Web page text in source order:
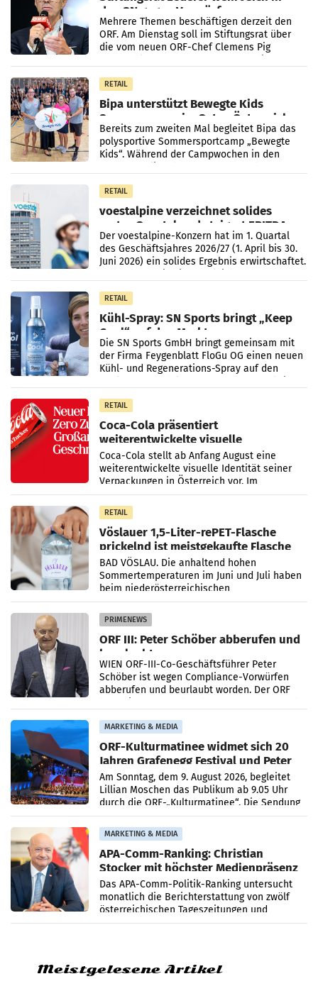
den SN gegen Vorwürfe
Mehrere Themen beschäftigen derzeit den
ORF. Am Dienstag soll im Stiftungsrat über
die vom neuen ORF-Chef Clemens Pig
RETAIL
Bipa unterstützt Bewegte Kids
Sommercamps im Osten Österreichs
Bereits zum zweiten Mal begleitet Bipa das
polysportive Sommersportcamp „Bewegte
Kids“. Während der Campwochen in den
RETAIL
voestalpine verzeichnet solides
erstes Quartal und steigert EBITDA
Der voestalpine-Konzern hat im 1. Quartal
des Geschäftsjahres 2026/27 (1. April bis 30.
Juni 2026) ein solides Ergebnis erwirtschaftet.
RETAIL
Kühl-Spray: SN Sports bringt „Keep
Cool“ auf den Markt
Die SN Sports GmbH bringt gemeinsam mit
der Firma Feygenblatt FloGu OG einen neuen
Kühl- und Regenerations-Spray auf den
RETAIL
Coca-Cola präsentiert
weiterentwickelte visuelle
Markenidentität
Coca-Cola stellt ab Anfang August eine
weiterentwickelte visuelle Identität seiner
Verpackungen in Österreich vor. Im
Mittelpunkt des Redesigns stehen zentrale
Gestaltungselemente
RETAIL
Vöslauer 1,5-Liter-rePET-Flasche
prickelnd ist meistgekaufte Flasche
Österreichs
BAD VÖSLAU. Die anhaltend hohen
Sommertemperaturen im Juni und Juli haben
beim niederösterreichischen
Getränkehersteller Vöslauer zu deutlichen
Absatzzuwächsen geführt. Während
PRIMENEWS
ORF III: Peter Schöber abberufen und
beurlaubt
WIEN ORF-III-Co-Geschäftsführer Peter
Schöber ist wegen Compliance-Vorwürfen
abberufen und beurlaubt worden. Der ORF
MARKETING & MEDIA
ORF-Kulturmatinee widmet sich 20
Jahren Grafenegg Festival und Peter
Simonischek
Am Sonntag, dem 9. August 2026, begleitet
Lillian Moschen das Publikum ab 9.05 Uhr
durch die ORF-„Kulturmatinee“. Die Sendung
startet mit der Dokumentation „20 Jahre
Grafenegg
MARKETING & MEDIA
APA-Comm-Ranking: Christian
Stocker mit höchster Medienpräsenz
im Juli
Das APA-Comm-Politik-Ranking untersucht
monatlich die Berichterstattung von zwölf
österreichischen Tageszeitungen und
analysiert, welche Politikerinnen und
Meistgelesene Artikel